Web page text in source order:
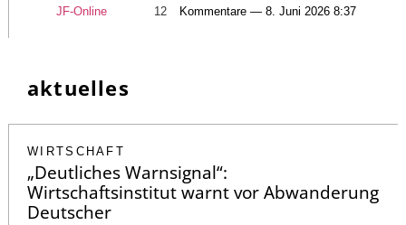
JF-Online 12 Kommentare — 8. Juni 2026 8:37
aktuelles
WIRTSCHAFT
„Deutliches Warnsignal“:
Wirtschaftsinstitut warnt vor Abwanderung
Deutscher